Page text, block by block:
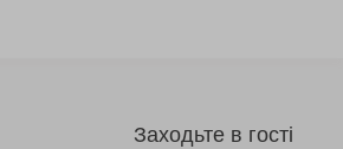
Заходьте в гості